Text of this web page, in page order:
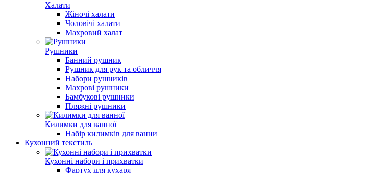
Халати
Жіночі халати
Чоловічі халати
Махровий халат
Рушники
Банний рушник
Рушник для рук та обличчя
Набори рушників
Махрові рушники
Бамбукові рушники
Пляжні рушники
Килимки для ванної
Набір килимків для ванни
Кухонний текстиль
Кухонні набори і прихватки
Фартух для кухаря